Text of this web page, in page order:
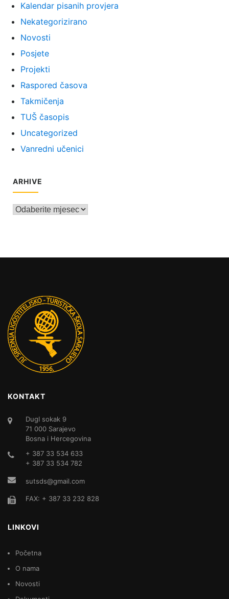
Kalendar pisanih provjera
Nekategorizirano
Novosti
Posjete
Projekti
Raspored časova
Takmičenja
TUŠ časopis
Uncategorized
Vanredni učenici
ARHIVE
Arhive
KONTAKT
DugI sokak 9
71 000 Sarajevo
Bosna i Hercegovina
+ 387 33 534 633
+ 387 33 534 782
sutsds@gmail.com
FAX: + 387 33 232 828
LINKOVI
Početna
O nama
Novosti